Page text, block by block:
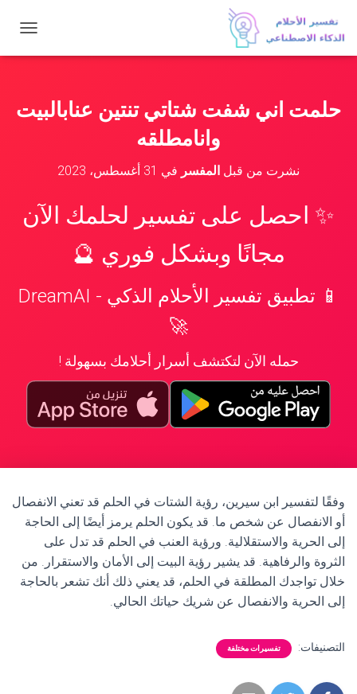
ب
ا
حلمت اني شفت شتاتي تنتين عنابالبيت
وانامطلقه
نشرت من قبل المفسر في 31 أغسطس، 2023
✨ احصل على تفسير لحلمك الآن
مجانًا وبشكل فوري 🔮
📱 تطبيق تفسير الأحلام الذكي - DreamAI
🚀
حمله الآن لتكتشف أسرار أحلامك بسهولة !
وفقًا لتفسير ابن سيرين، رؤية الشتات في الحلم قد تعني الانفصال
أو الانفصال عن شخص ما. قد يكون الحلم يرمز أيضًا إلى الحاجة
إلى الحرية والاستقلالية. ورؤية العنب في الحلم قد تدل على
الثروة والرفاهية. قد يشير رؤية البيت إلى الأمان والاستقرار. من
خلال تواجدك المطلقة في الحلم، قد يعني ذلك أنك تشعر بالحاجة
إلى الحرية والانفصال عن شريك حياتك الحالي.
التصنيفات: تفسيرات مختلفة